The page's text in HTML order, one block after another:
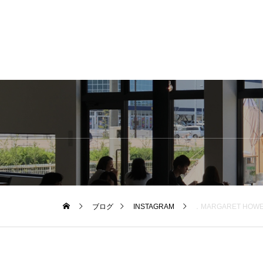
ブログ INSTAGRAM ．MARGARET HOWELLsilver and gold．この